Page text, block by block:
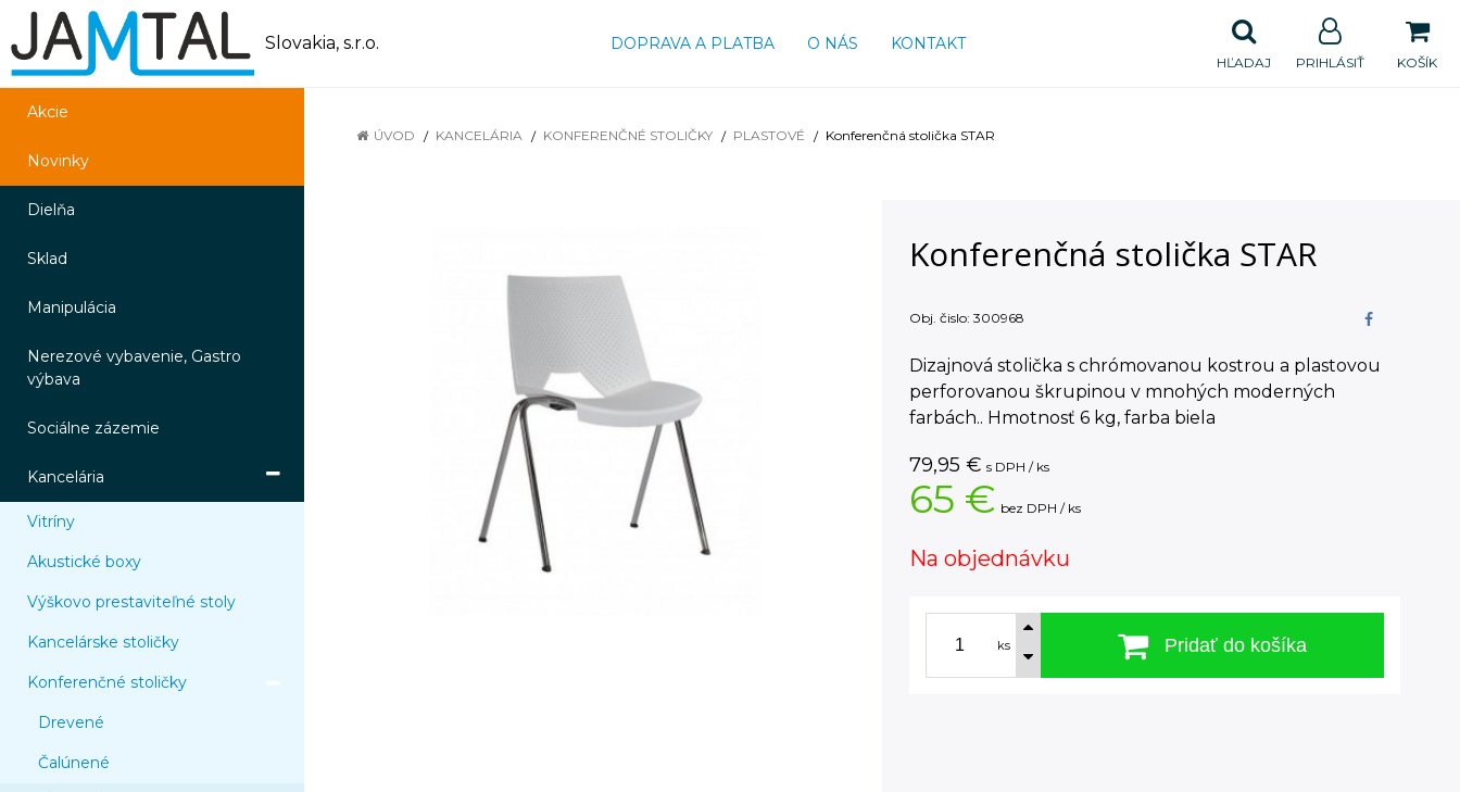
Slovakia, s.r.o. DOPRAVA A PLATBA O NÁS KONTAKT
KOŠÍK
PRIHLÁSIŤ
HĽADAJ
Akcie
Novinky
Dielňa
Sklad
Manipulácia
Nerezové vybavenie, Gastro
výbava
Sociálne zázemie
Kancelária
Vitríny
Akustické boxy
Výškovo prestaviteľné stoly
Kancelárske stoličky
Konferenčné stoličky
Drevené
Čalúnené
ÚVOD KANCELÁRIA KONFERENČNÉ STOLIČKY PLASTOVÉ Konferenčná stolička STAR
Konferenčná stolička STAR
Obj. čislo: 300968
Dizajnová stolička s chrómovanou kostrou a plastovou
perforovanou škrupinou v mnohých moderných
farbách.. Hmotnosť 6 kg, farba biela
79,95 € s DPH / ks
65 € bez DPH / ks
Na objednávku
ks Pridať do košíka